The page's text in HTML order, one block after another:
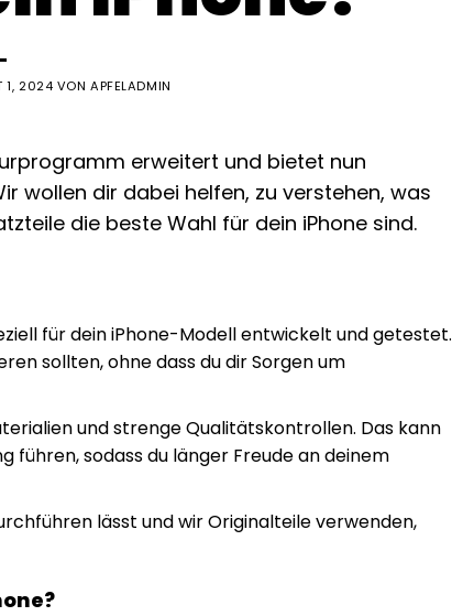
1, 2024 VONAPFELADMIN
erweitert und bietet nun
wollen dir dabei helfen, zu verstehen, was
die beste Wahl für dein iPhone sind.
für dein iPhone-Modell entwickelt und getestet.
sollten, ohne dass du dir Sorgen um
und strenge Qualitätskontrollen. Das kann
führen, sodass du länger Freude an deinem
lässt und wir Originalteile verwenden,